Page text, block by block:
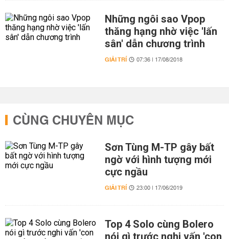
Những ngôi sao Vpop
thăng hạng nhờ việc 'lấn
sân' dẫn chương trình
GIẢI TRÍ 07:36 | 17/08/2018
CÙNG CHUYÊN MỤC
Sơn Tùng M-TP gây bất
ngờ với hình tượng mới
cực ngầu
GIẢI TRÍ 23:00 | 17/06/2019
Top 4 Solo cùng Bolero
nói gì trước nghi vấn 'con